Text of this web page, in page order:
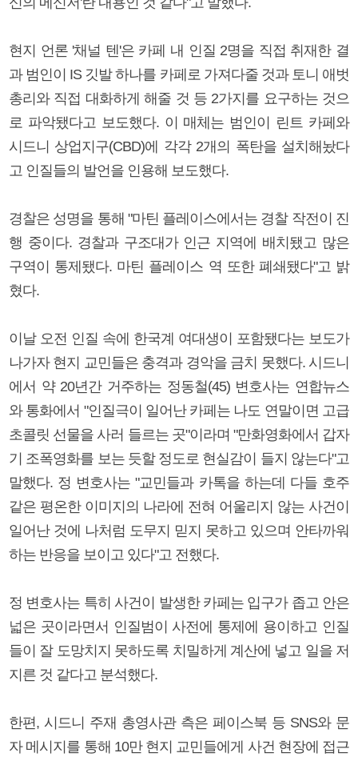
현지 언론 '채널 텐'은 카페 내 인질 2명을 직접 취재한 결
과 범인이 IS 깃발 하나를 카페로 가져다줄 것과 토니 애벗
총리와 직접 대화하게 해줄 것 등 2가지를 요구하는 것으
로 파악됐다고 보도했다. 이 매체는 범인이 린트 카페와
시드니 상업지구(CBD)에 각각 2개의 폭탄을 설치해놨다
고 인질들의 발언을 인용해 보도했다.
경찰은 성명을 통해 "마틴 플레이스에서는 경찰 작전이 진
행 중이다. 경찰과 구조대가 인근 지역에 배치됐고 많은
구역이 통제됐다. 마틴 플레이스 역 또한 폐쇄됐다"고 밝
혔다.
이날 오전 인질 속에 한국계 여대생이 포함됐다는 보도가
나가자 현지 교민들은 충격과 경악을 금치 못했다. 시드니
에서 약 20년간 거주하는 정동철(45) 변호사는 연합뉴스
와 통화에서 "인질극이 일어난 카페는 나도 연말이면 고급
초콜릿 선물을 사러 들르는 곳"이라며 "만화영화에서 갑자
기 조폭영화를 보는 듯할 정도로 현실감이 들지 않는다"고
말했다. 정 변호사는 "교민들과 카톡을 하는데 다들 호주
같은 평온한 이미지의 나라에 전혀 어울리지 않는 사건이
일어난 것에 나처럼 도무지 믿지 못하고 있으며 안타까워
하는 반응을 보이고 있다"고 전했다.
정 변호사는 특히 사건이 발생한 카페는 입구가 좁고 안은
넓은 곳이라면서 인질범이 사전에 통제에 용이하고 인질
들이 잘 도망치지 못하도록 치밀하게 계산에 넣고 일을 저
지른 것 같다고 분석했다.
한편, 시드니 주재 총영사관 측은 페이스북 등 SNS와 문
자 메시지를 통해 10만 현지 교민들에게 사건 현장에 접근